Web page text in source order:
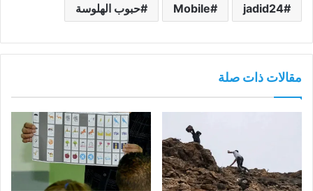
jadid24
Mobile حبوب الهلوسة
مقالات ذات صلة